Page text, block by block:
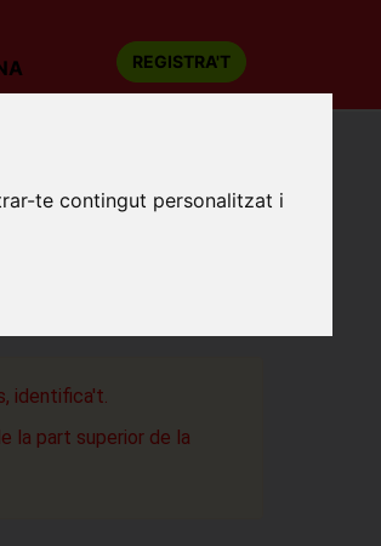
te contingut personalitzat i
REGISTRA'T
GENER
identifica't.
la part superior de la